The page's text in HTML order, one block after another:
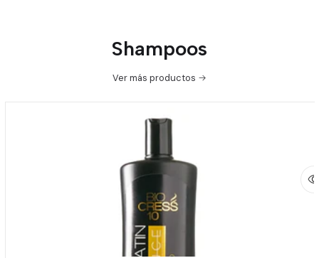
Shampoos
Ver más productos